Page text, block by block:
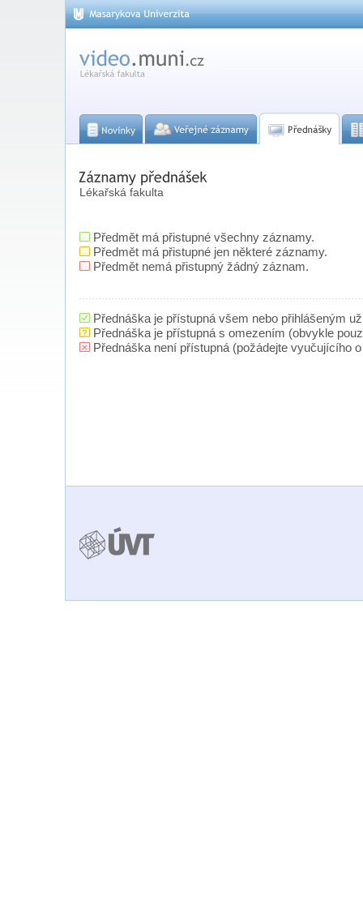
Lékařská fakulta
Předmět má přistupné všechny záznamy.
Předmět má přistupné jen některé záznamy.
Předmět nemá přistupný žádný záznam.
Přednáška je přístupná všem nebo přihlášeným
Přednáška je přístupná s omezením (obvykle
Přednáška není přístupná (požádejte vyučujícího